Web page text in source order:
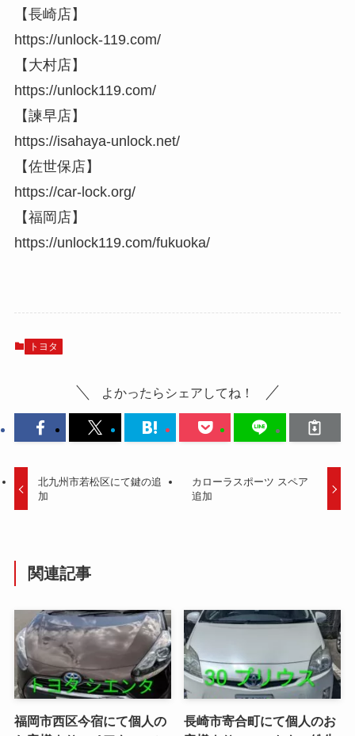
【長崎店】
https://unlock-119.com/
【大村店】
https://unlock119.com/
【諫早店】
https://isahaya-unlock.net/
【佐世保店】
https://car-lock.org/
【福岡店】
https://unlock119.com/fukuoka/
トヨタ
よかったらシェアしてね！
北九州市若松区にて鍵の追
加
カローラスポーツ スペア
追加
関連記事
福岡市西区今宿にて個人の
長崎市寄合町にて個人のお